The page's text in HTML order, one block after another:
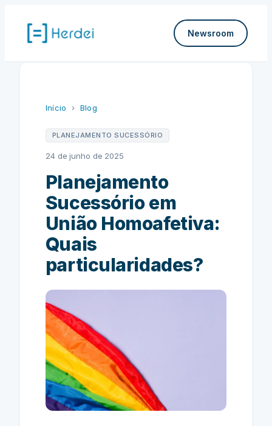
Newsroom
Início › Blog
PLANEJAMENTO SUCESSÓRIO
24 de junho de 2025
Planejamento
Sucessório em
União Homoafetiva:
Quais
particularidades?